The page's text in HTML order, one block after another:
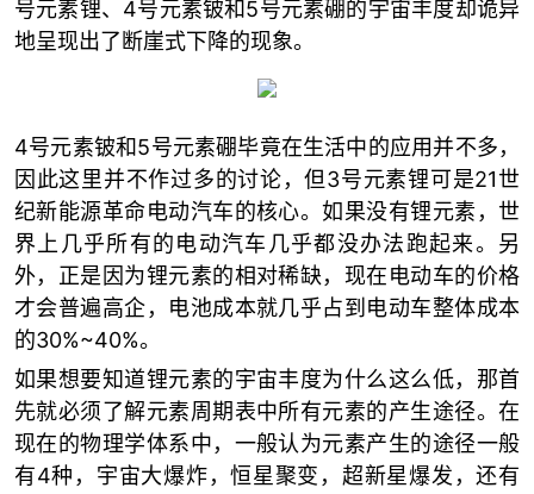
号元素锂、4号元素铍和5号元素硼的宇宙丰度却诡异
地呈现出了断崖式下降的现象。
4号元素铍和5号元素硼毕竟在生活中的应用并不多，
因此这里并不作过多的讨论，但3号元素锂可是21世
纪新能源革命电动汽车的核心。如果没有锂元素，世
界上几乎所有的电动汽车几乎都没办法跑起来。另
外，正是因为锂元素的相对稀缺，现在电动车的价格
才会普遍高企，电池成本就几乎占到电动车整体成本
的30%~40%。
如果想要知道锂元素的宇宙丰度为什么这么低，那首
先就必须了解元素周期表中所有元素的产生途径。在
现在的物理学体系中，一般认为元素产生的途径一般
有4种，宇宙大爆炸，恒星聚变，超新星爆发，还有